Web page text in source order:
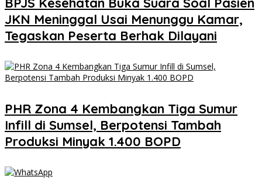
JKN Meninggal Usai Menunggu Kamar,
Tegaskan Peserta Berhak Dilayani
PHR Zona 4 Kembangkan Tiga Sumur
Infill di Sumsel, Berpotensi Tambah
Produksi Minyak 1.400 BOPD